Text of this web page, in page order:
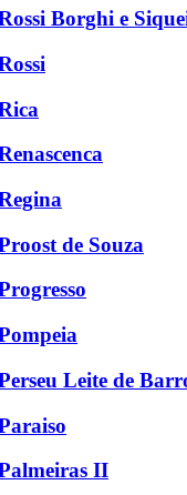
Borghi e
de Souza
Leite de
II